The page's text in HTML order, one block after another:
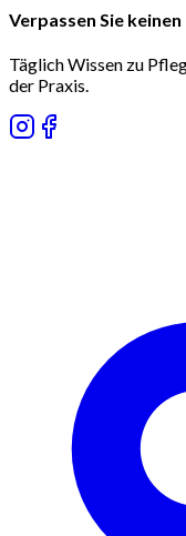
Verpassen Sie keinen
Täglich Wissen zu
der Praxis.